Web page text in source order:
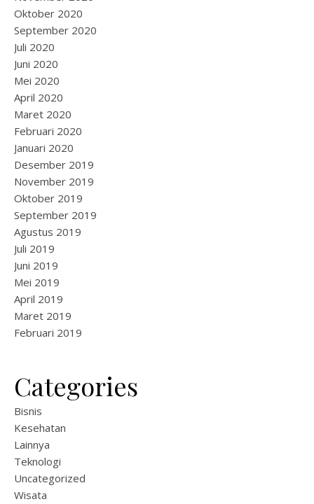
Oktober 2020
September 2020
Juli 2020
Juni 2020
Mei 2020
April 2020
Maret 2020
Februari 2020
Januari 2020
Desember 2019
November 2019
Oktober 2019
September 2019
Agustus 2019
Juli 2019
Juni 2019
Mei 2019
April 2019
Maret 2019
Februari 2019
Categories
Bisnis
Kesehatan
Lainnya
Teknologi
Uncategorized
Wisata